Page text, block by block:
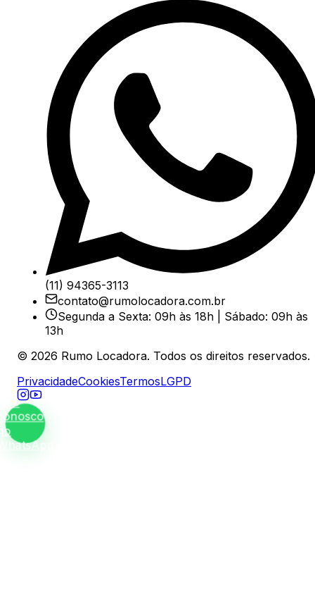
(11) 94365-3113
contato@rumolocadora.com.br
Segunda a Sexta: 09h às 18h | Sábado: 09h às
13h
© 2026 Rumo Locadora. Todos os direitos reservados.
PrivacidadeCookiesTermosLGPD